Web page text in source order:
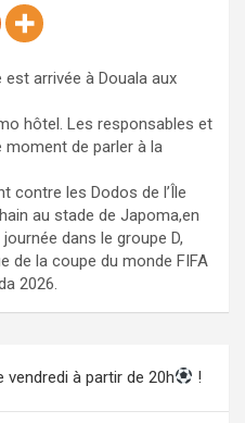
arrivée à Douala aux
hôtel. Les responsables et
de parler à la
contre les Dodos de l’Île
au stade de Japoma,en
dans le groupe D,
de la coupe du monde FIFA
2026.
vendredi à partir de 20h !